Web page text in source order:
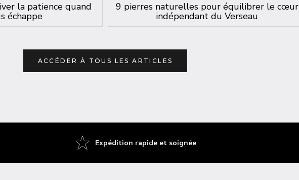
la patience quand
échappe
9 pierres naturelles pour équilibrer le cœur
indépendant du Verseau
ACCÉDER À TOUS LES ARTICLES
Expédition rapide et soignée